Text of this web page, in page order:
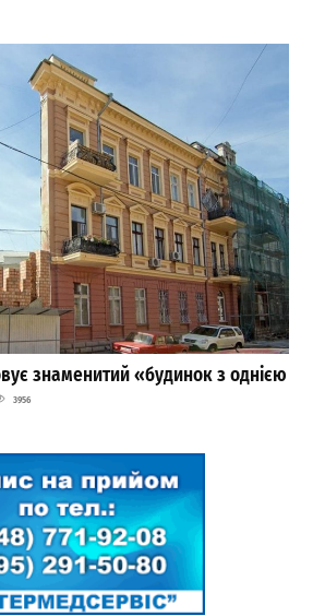
знаменитий «будинок з однією
3956